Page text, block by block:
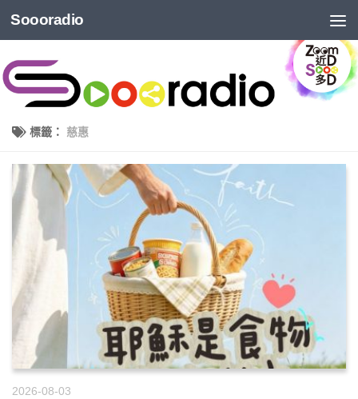
Soooradio
標籤： 慈惠
2026-08-03